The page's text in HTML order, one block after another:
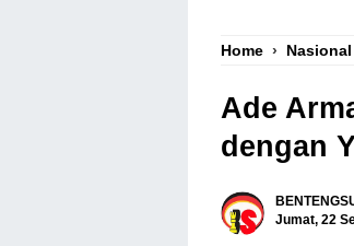
Home › Nasional
Ade
dengan
Jumat, 22